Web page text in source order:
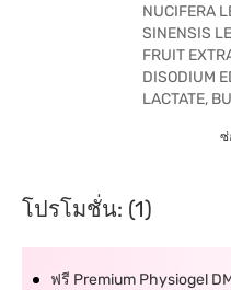
NUCIFERA
SINENSIS
FRUIT
DISODIUM
LACTATE,
ซ่
โปรโมชั่น: (1)
ฟรี Premium Physiogel